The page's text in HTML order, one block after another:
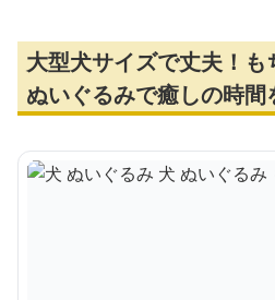
大型犬サイズで丈夫！
ぬいぐるみで癒しの時間